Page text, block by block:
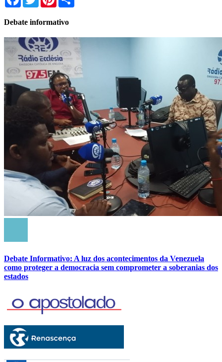
Debate informativo
Debate Informativo: A luz dos acontecimentos da Venezuela
como proteger a democracia sem comprometer a soberanias dos
estados